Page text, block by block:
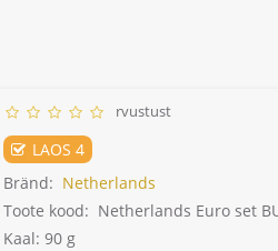
rvustust
LAOS 4
Bränd: Netherlands
Toote kood: Netherlands Euro set
Kaal: 90 g